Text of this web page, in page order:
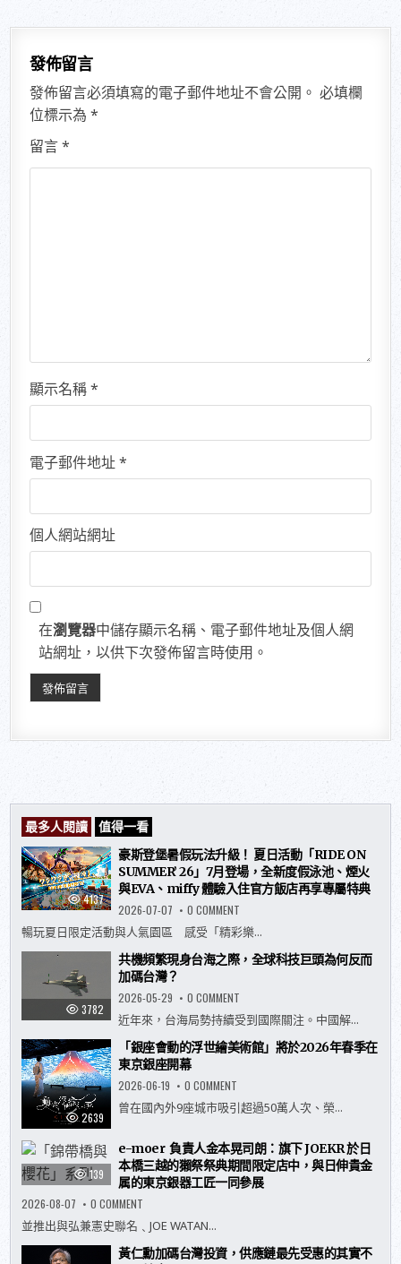
覽
發佈留言
發佈留言必須填寫的電子郵件地址不會公開。 必填欄
位標示為*
留言*
顯示名稱*
電子郵件地址*
個人網站網址
在瀏覽器中儲存顯示名稱、電子郵件地址及個人網
站網址，以供下次發佈留言時使用。
最多人閱讀 值得一看
4137
豪斯登堡暑假玩法升級！ 夏日活動「RIDE ON
SUMMER’ 26」7月登場，全新度假泳池、煙火
與EVA、miffy 體驗入住官方飯店再享專屬特典
2026-07-07 0 COMMENT
斯
登
堡
暑
級！
夏
日
活
動
26」
7
場，
全
新
度
假
EVA、
暢玩夏日限定活動與人氣園區 感受「精彩樂...
3782
共機頻繁現身台海之際，全球科技巨頭為何反而
加碼台灣？
2026-05-29 0 COMMENT
機
頻
繁
現
際，
全
技
巨
頭
為
何
台
灣？
近年來，台海局勢持續受到國際關注。中國解...
2639
「銀座會動的浮世繪美術館」將於2026年春季在
東京銀座開幕
2026-06-19 0 COMMENT
座
會
浮
世
繪
美
術
年
春
曾在國內外9座城市吸引超過50萬人次、榮...
139
e-moer 負責人金本晃司朗：旗下 JOEKR 於日
本橋三越的獺祭祭典期間限定店中，與日伸貴金
属的東京銀器工匠一同參展
2026-08-07 0 COMMENT
MOER
負
責
人
並推出與弘兼憲史聯名﹑JOE WATAN...
黃仁勳加碼台灣投資，供應鏈最先受惠的其實不